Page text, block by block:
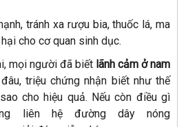
tránh xa rượu bia, thuốc lá, ma
cho cơ quan sinh dục.
mọi người đã biết lãnh cảm ở nam
triệu chứng nhận biết như thế
cho hiệu quả. Nếu còn điều gì
liên hệ đường dây nóng